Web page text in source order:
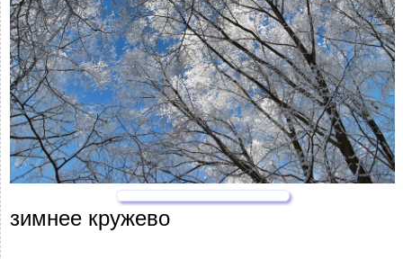
зимнее кружево